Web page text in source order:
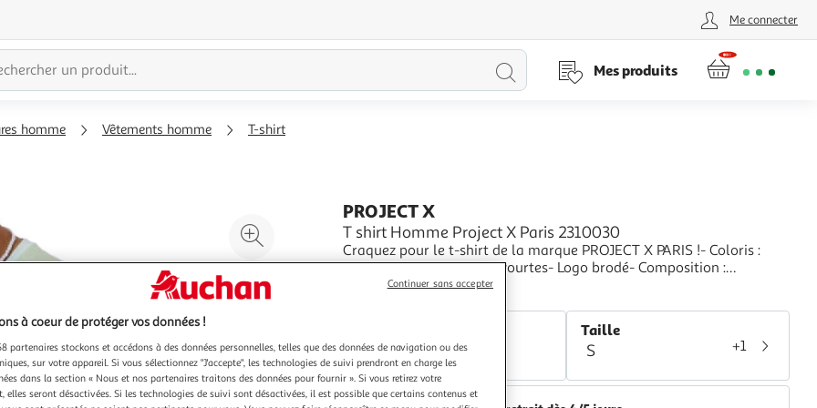
Me connecter
Lancer
Mes produits
homme Vêtements homme T-shirt
Agrandir
l'illustration
à
200%
Réduire
l'illustration
100
%
le
produit
PROJECT X
T shirt Homme Project X Paris 2310030
Craquez pour le t-shirt de la marque PROJECT X PARIS !- Coloris :
vert- Col rond- Manches courtes- Logo brodé- Composition :
65%coton, 30%polyester 5%Élasthannne
En savoir +
Vert
Taille
S +1
à coeur de protéger vos données !
partenaires stockons et accédons à des données personnelles, telles que des données de navigation ou des
sur votre appareil. Si vous sélectionnez "J'accepte", les technologies de suivi prendront en charge les
dans la section « Nous et nos partenaires traitons des données pour fournir ». Si vous retirez votre
elles seront désactivées. Si les technologies de suivi sont désactivées, il est possible que certains contenus et
Continuer sans accepter